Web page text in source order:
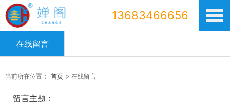
13683466656
在线留言
当前所在位置： 首页 > 在线留言
留言主题：